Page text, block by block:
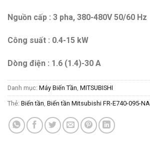
Nguồn cấp : 3 pha, 380-480V 50/60 Hz
Công suất : 0.4-15 kW
Dòng điện : 1.6 (1.4)-30 A
Danh mục: Máy Biến Tần MITSUBISHI
Thẻ: Biến tần Biến tần Mitsubishi FR-E740-095-NA